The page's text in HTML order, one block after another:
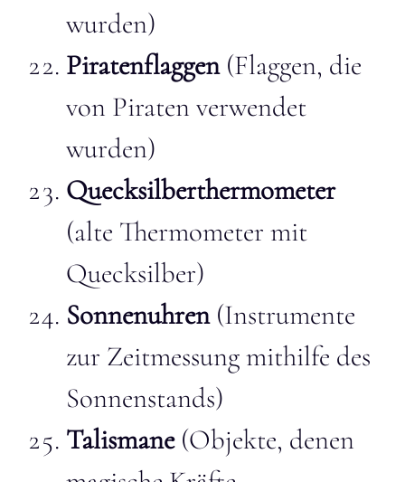
wurden)
Piratenflaggen(Flaggen, die
von Piraten verwendet
wurden)
Quecksilberthermometer
(alte Thermometer mit
Quecksilber)
Sonnenuhren(Instrumente
zur Zeitmessung mithilfe des
Sonnenstands)
Talismane(Objekte, denen